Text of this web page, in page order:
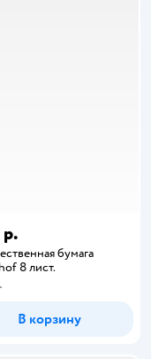
бумага
8 лист.
В корзину